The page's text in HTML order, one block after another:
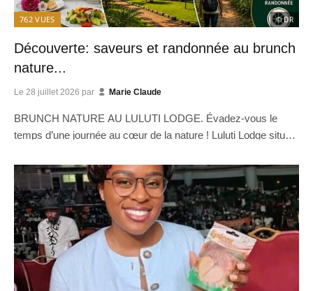
762 VUES © DR
Découverte: saveurs et randonnée au brunch
nature...
Le 28 juillet 2026 par Marie Claude
BRUNCH NATURE AU LULUTI LODGE. Évadez-vous le
temps d’une journée au cœur de la nature ! Luluti Lodge situé à